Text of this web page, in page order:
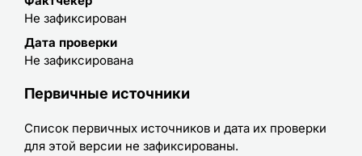
Не зафиксирован
Дата проверки
Не зафиксирована
Первичные источники
Список первичных источников и дата их проверки
для этой версии не зафиксированы.